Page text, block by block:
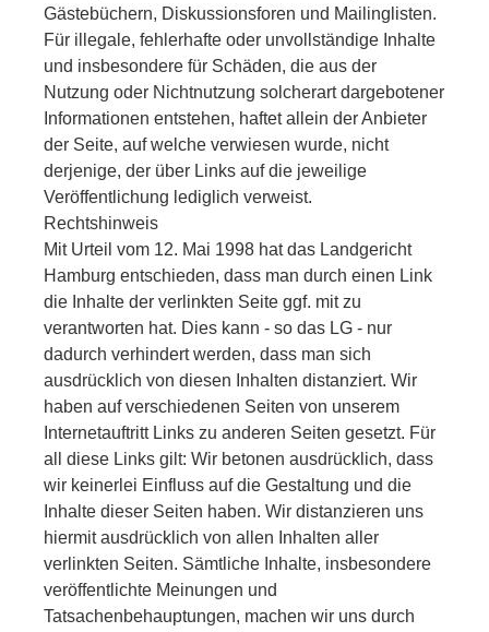
Gästebüchern, Diskussionsforen und Mailinglisten.
Für illegale, fehlerhafte oder unvollständige Inhalte
und insbesondere für Schäden, die aus der
Nutzung oder Nichtnutzung solcherart dargebotener
Informationen entstehen, haftet allein der Anbieter
der Seite, auf welche verwiesen wurde, nicht
derjenige, der über Links auf die jeweilige
Veröffentlichung lediglich verweist.
Rechtshinweis
Mit Urteil vom 12. Mai 1998 hat das Landgericht
Hamburg entschieden, dass man durch einen Link
die Inhalte der verlinkten Seite ggf. mit zu
verantworten hat. Dies kann - so das LG - nur
dadurch verhindert werden, dass man sich
ausdrücklich von diesen Inhalten distanziert. Wir
haben auf verschiedenen Seiten von unserem
Internetauftritt Links zu anderen Seiten gesetzt. Für
all diese Links gilt: Wir betonen ausdrücklich, dass
wir keinerlei Einfluss auf die Gestaltung und die
Inhalte dieser Seiten haben. Wir distanzieren uns
hiermit ausdrücklich von allen Inhalten aller
verlinkten Seiten. Sämtliche Inhalte, insbesondere
veröffentlichte Meinungen und
Tatsachenbehauptungen, machen wir uns durch